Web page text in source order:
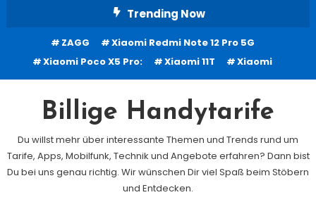
Trending Now
ZAGG
Xiaomi Redmi Note 12 Pro 5G
Xiaomi Poco X5 Pro:
Xiaomi 11T Xiaomi
Billige Handytarife
Du willst mehr über interessante Themen und Trends rund um
Tarife, Apps, Mobilfunk, Technik und Angebote erfahren? Dann bist
Du bei uns genau richtig. Wir wünschen Dir viel Spaß beim Stöbern
und Entdecken.